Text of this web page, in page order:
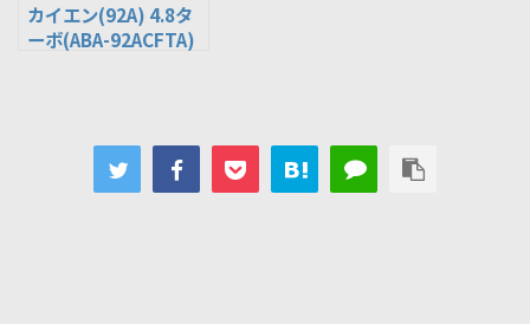
カイエン(92A) 4.8タ
ーボ(ABA-92ACFTA)